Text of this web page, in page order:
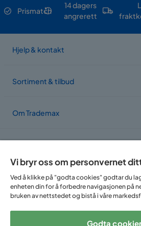
Prismatch
14 dagers
angrerett
Hjelp & kontakt
Sortiment & tilbud
Om Trademax
Vi bryr oss om personvernet
Ved å klikke på "godta cookies" godtar du
enheten din for å forbedre navigasjonen på
bruken av nettstedet og bistå i våre
Godta